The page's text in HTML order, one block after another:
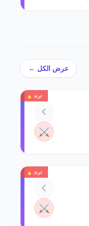
عرض الكل ←
ترند 🔥
⚔️
ترند 🔥
⚔️